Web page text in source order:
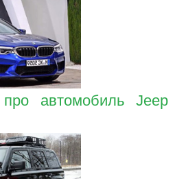
автомобиль Jeep